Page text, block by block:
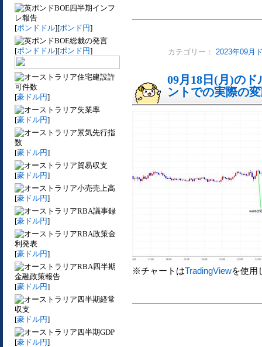
BOE四半期インフ
レ報告
[ポンドドル][ポンド円]
BOE総裁の発言
[ポンドドル][ポンド円]
住宅建設許
可件数
[豪ドル円]
失業率
[豪ドル円]
景気先行指
数
[豪ドル円]
貿易収支
[豪ドル円]
小売売上高
[豪ドル円]
RBA議事録
[豪ドル円]
RBA政策金
利発表
[豪ドル円]
RBA四半期
金融政策報告
[豪ドル円]
四半期経常
収支
[豪ドル円]
四半期GDP
[豪ドル円]
カテゴリー： 2023年09月
09月18日(月)の
ントでの実際の
※チャートはTradingViewを使用